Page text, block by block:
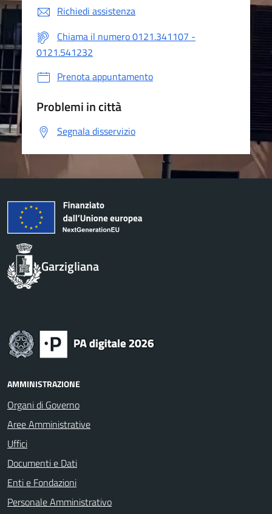
Richiedi assistenza
Chiama il numero 0121.341107 -
0121.541232
Prenota appuntamento
Problemi in città
Segnala disservizio
Garzigliana
AMMINISTRAZIONE
Organi di Governo
Aree Amministrative
Uffici
Documenti e Dati
Enti e Fondazioni
Personale Amministrativo